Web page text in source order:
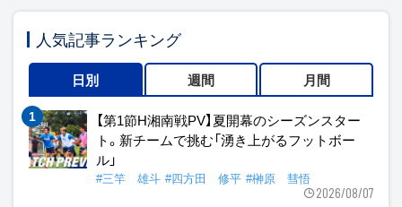
人気記事ランキング
日別 週間 月間
【第1節H湘南戦PV】夏開幕のシーズンスター
ト。新チームで挑む「湧き上がるフットボー
ル」
#三竿 雄斗 #四方田 修平 #榊原 彗悟
2026/08/07